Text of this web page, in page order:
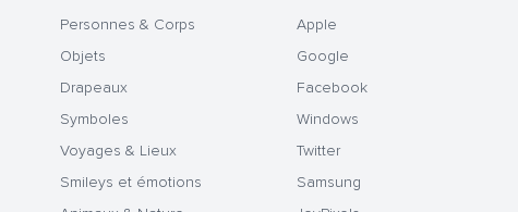
Personnes & Corps
Objets
Drapeaux
Symboles
Voyages & Lieux
Smileys et émotions
Apple
Google
Facebook
Windows
Twitter
Samsung